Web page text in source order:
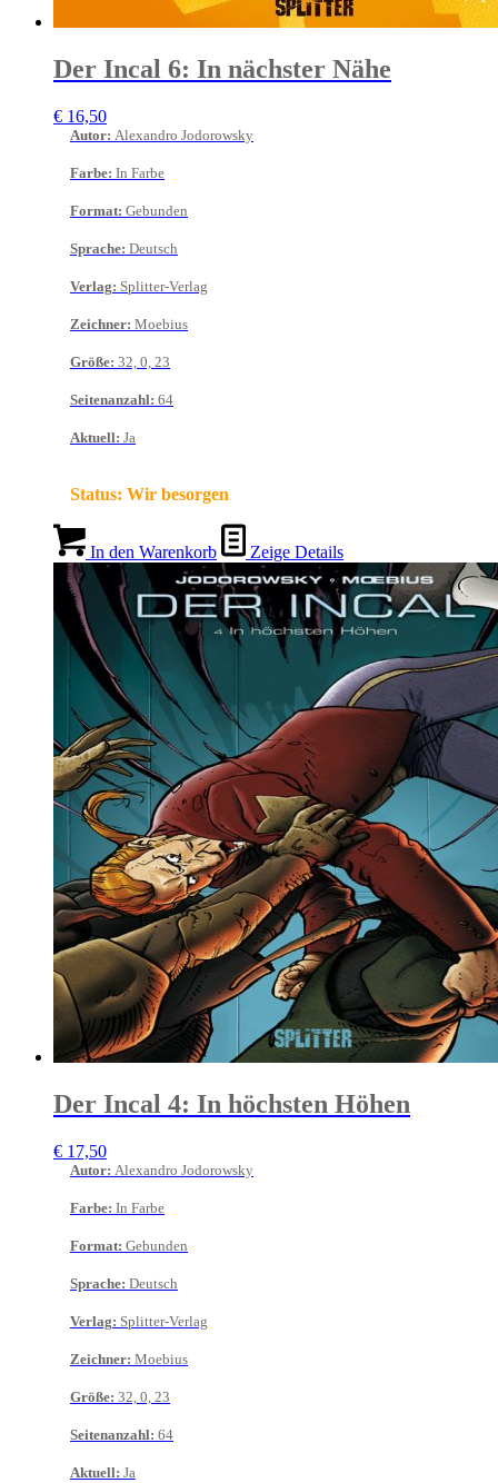
Der Incal 6: In nächster Nähe
€ 16,50
Autor: Alexandro Jodorowsky
Farbe: In Farbe
Format: Gebunden
Sprache: Deutsch
Verlag: Splitter-Verlag
Zeichner: Moebius
Größe: 32, 0, 23
Seitenanzahl: 64
Aktuell: Ja
Status: Wir besorgen
In den Warenkorb Zeige Details
Der Incal 4: In höchsten Höhen
€ 17,50
Autor: Alexandro Jodorowsky
Farbe: In Farbe
Format: Gebunden
Sprache: Deutsch
Verlag: Splitter-Verlag
Zeichner: Moebius
Größe: 32, 0, 23
Seitenanzahl: 64
Aktuell: Ja